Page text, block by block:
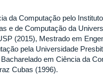
da Computação pelo
e de Computação da
(2015), Mestrado em
pela Universidade
em Ciência da
Cubas (1996).